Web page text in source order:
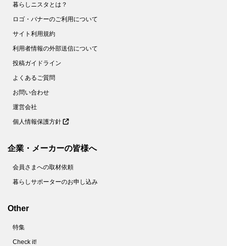
暮らしニスタとは？
ロゴ・バナーのご利用について
サイト利用規約
利用者情報の外部送信について
投稿ガイドライン
よくあるご質問
お問い合わせ
運営会社
個人情報保護方針
企業・メーカーの皆様へ
会員さまへの取材依頼
暮らしサポーターのお申し込み
Other
特集
Check it!